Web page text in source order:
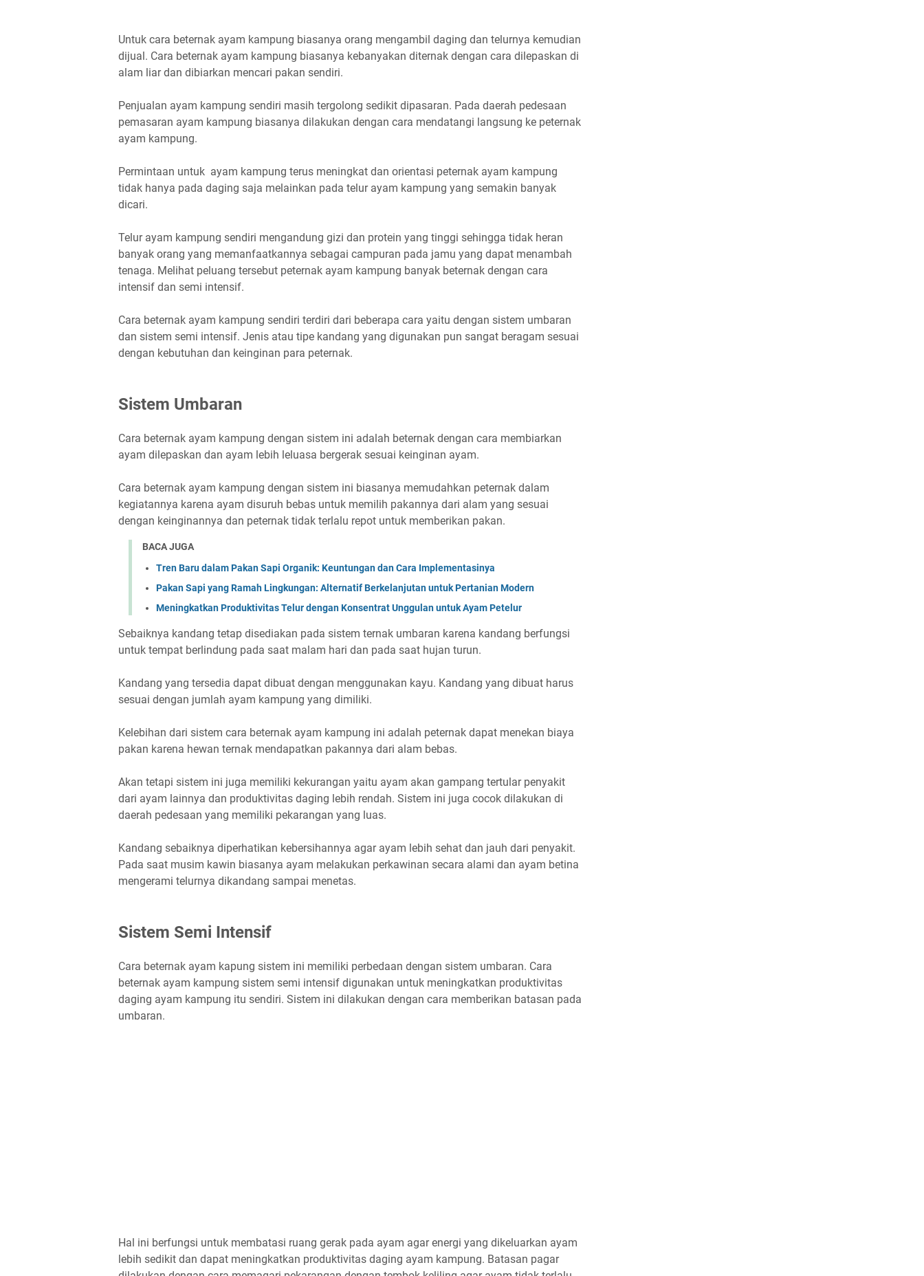
Untuk cara beternak ayam kampung biasanya orang mengambil daging dan telurnya kemudian
dijual. Cara beternak ayam kampung biasanya kebanyakan diternak dengan cara dilepaskan di
alam liar dan dibiarkan mencari pakan sendiri.
Penjualan ayam kampung sendiri masih tergolong sedikit dipasaran. Pada daerah pedesaan
pemasaran ayam kampung biasanya dilakukan dengan cara mendatangi langsung ke peternak
ayam kampung.
Permintaan untuk ayam kampung terus meningkat dan orientasi peternak ayam kampung
tidak hanya pada daging saja melainkan pada telur ayam kampung yang semakin banyak
dicari.
Telur ayam kampung sendiri mengandung gizi dan protein yang tinggi sehingga tidak heran
banyak orang yang memanfaatkannya sebagai campuran pada jamu yang dapat menambah
tenaga. Melihat peluang tersebut peternak ayam kampung banyak beternak dengan cara
intensif dan semi intensif.
Cara beternak ayam kampung sendiri terdiri dari beberapa cara yaitu dengan sistem umbaran
dan sistem semi intensif. Jenis atau tipe kandang yang digunakan pun sangat beragam sesuai
dengan kebutuhan dan keinginan para peternak.
Sistem Umbaran
Cara beternak ayam kampung dengan sistem ini adalah beternak dengan cara membiarkan
ayam dilepaskan dan ayam lebih leluasa bergerak sesuai keinginan ayam.
Cara beternak ayam kampung dengan sistem ini biasanya memudahkan peternak dalam
kegiatannya karena ayam disuruh bebas untuk memilih pakannya dari alam yang sesuai
dengan keinginannya dan peternak tidak terlalu repot untuk memberikan pakan.
BACA JUGA
Tren Baru dalam Pakan Sapi Organik: Keuntungan dan Cara Implementasinya
Pakan Sapi yang Ramah Lingkungan: Alternatif Berkelanjutan untuk Pertanian Modern
Meningkatkan Produktivitas Telur dengan Konsentrat Unggulan untuk Ayam Petelur
Sebaiknya kandang tetap disediakan pada sistem ternak umbaran karena kandang berfungsi
untuk tempat berlindung pada saat malam hari dan pada saat hujan turun.
Kandang yang tersedia dapat dibuat dengan menggunakan kayu. Kandang yang dibuat harus
sesuai dengan jumlah ayam kampung yang dimiliki.
Kelebihan dari sistem cara beternak ayam kampung ini adalah peternak dapat menekan biaya
pakan karena hewan ternak mendapatkan pakannya dari alam bebas.
Akan tetapi sistem ini juga memiliki kekurangan yaitu ayam akan gampang tertular penyakit
dari ayam lainnya dan produktivitas daging lebih rendah. Sistem ini juga cocok dilakukan di
daerah pedesaan yang memiliki pekarangan yang luas.
Kandang sebaiknya diperhatikan kebersihannya agar ayam lebih sehat dan jauh dari penyakit.
Pada saat musim kawin biasanya ayam melakukan perkawinan secara alami dan ayam betina
mengerami telurnya dikandang sampai menetas.
Sistem Semi Intensif
Cara beternak ayam kapung sistem ini memiliki perbedaan dengan sistem umbaran. Cara
beternak ayam kampung sistem semi intensif digunakan untuk meningkatkan produktivitas
daging ayam kampung itu sendiri. Sistem ini dilakukan dengan cara memberikan batasan pada
umbaran.
Hal ini berfungsi untuk membatasi ruang gerak pada ayam agar energi yang dikeluarkan ayam
lebih sedikit dan dapat meningkatkan produktivitas daging ayam kampung. Batasan pagar